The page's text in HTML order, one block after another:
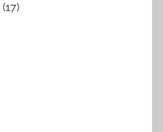
(17)